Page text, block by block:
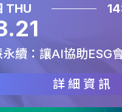
THU
永續：讓AI協助ESG
詳細資訊